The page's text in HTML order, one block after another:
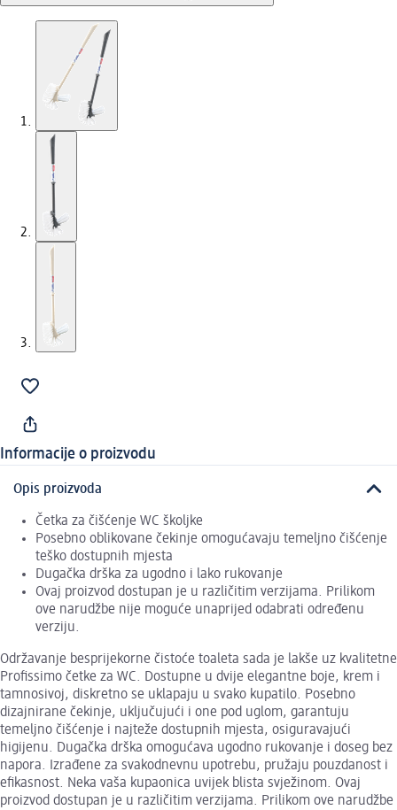
Informacije o proizvodu
Opis proizvoda
Četka za čišćenje WC školjke
Posebno oblikovane čekinje omogućavaju temeljno čišćenje
teško dostupnih mjesta
Dugačka drška za ugodno i lako rukovanje
Ovaj proizvod dostupan je u različitim verzijama. Prilikom
ove narudžbe nije moguće unaprijed odabrati određenu
verziju.
Održavanje besprijekorne čistoće toaleta sada je lakše uz kvalitetne
Profissimo četke za WC. Dostupne u dvije elegantne boje, krem i
tamnosivoj, diskretno se uklapaju u svako kupatilo. Posebno
dizajnirane čekinje, uključujući i one pod uglom, garantuju
temeljno čišćenje i najteže dostupnih mjesta, osiguravajući
higijenu. Dugačka drška omogućava ugodno rukovanje i doseg bez
napora. Izrađene za svakodnevnu upotrebu, pružaju pouzdanost i
efikasnost. Neka vaša kupaonica uvijek blista svježinom. Ovaj
proizvod dostupan je u različitim verzijama. Prilikom ove narudžbe